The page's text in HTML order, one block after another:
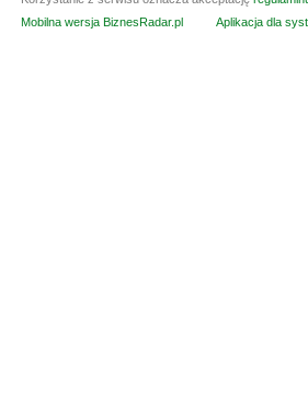
Mobilna wersja BiznesRadar.pl
Aplikacja dla